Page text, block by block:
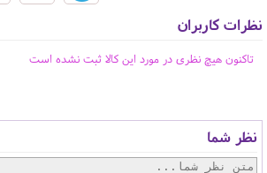
نظرات کاربران
تاکنون هیچ نظری در مورد این کالا ثبت نشده است
نظر شما